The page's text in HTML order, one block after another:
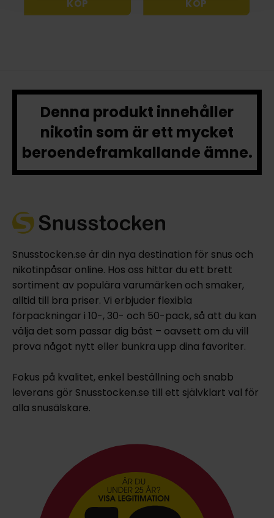
KÖP KÖP
Denna produkt innehåller
nikotin som är ett mycket
beroendeframkallande ämne.
Snusstocken.se är din nya destination för snus och
nikotinpåsar online. Hos oss hittar du ett brett
sortiment av populära varumärken och smaker,
alltid till bra priser. Vi erbjuder flexibla
förpackningar i 10-, 30- och 50-pack, så att du kan
välja det som passar dig bäst – oavsett om du vill
prova något nytt eller bunkra upp dina favoriter.
Fokus på kvalitet, enkel beställning och snabb
leverans gör Snusstocken.se till ett självklart val för
alla snusälskare.